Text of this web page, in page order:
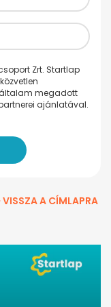
Zrt. Startlap
általam megadott
ajánlatával.
VISSZA A CÍMLAPRA